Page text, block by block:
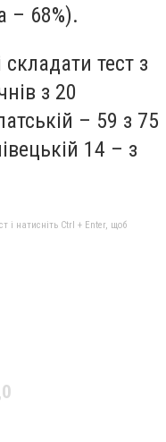
– 68%).
складати тест з
з 20
– 59 з 75
14 – з
і натисніть Ctrl + Enter, щоб